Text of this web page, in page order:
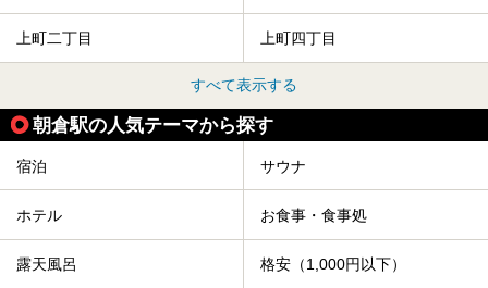
上町二丁目 上町四丁目
すべて表示する
朝倉駅の人気テーマから探す
宿泊 サウナ
ホテル お食事・食事処
露天風呂 格安（1,000円以下）